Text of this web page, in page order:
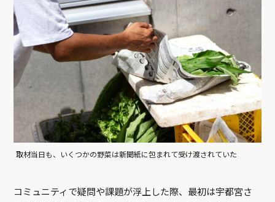
取材当日も、いくつかの野菜は新聞紙に包まれて受け渡されていた
コミュニティで疑問や課題が浮上した際、最初は宇都宮さ